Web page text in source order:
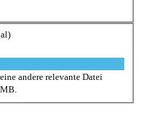
andere relevante Datei